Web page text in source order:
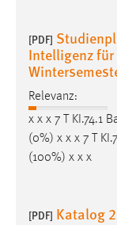
[PDF]
Intelligenz
Relevanz:
x x x 7 T
(0%) x x x 7 T
(100%) x x x
[PDF] Katalog